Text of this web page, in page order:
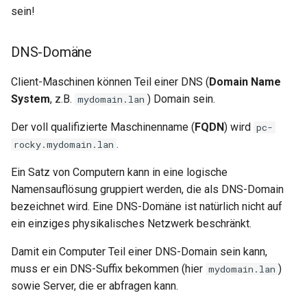
sein!
DNS-Domäne
Client-Maschinen können Teil einer DNS ( Domain Name
System, z.B. mydomain.lan ) Domain sein.
Der voll qualifizierte Maschinenname ( FQDN) wird pc-
rocky.mydomain.lan .
Ein Satz von Computern kann in eine logische
Namensauflösung gruppiert werden, die als DNS-Domain
bezeichnet wird. Eine DNS-Domäne ist natürlich nicht auf
ein einziges physikalisches Netzwerk beschränkt.
Damit ein Computer Teil einer DNS-Domain sein kann,
muss er ein DNS-Suffix bekommen (hier mydomain.lan )
sowie Server, die er abfragen kann.